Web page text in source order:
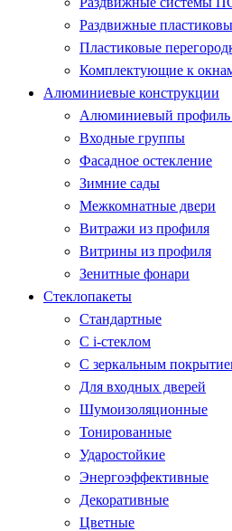
Раздвижные
Пластиковые
Комплектующие к
Алюминиевые конструкции
Алюминиевый профиль
Входные группы
Фасадное остекление
Зимние сады
Межкомнатные двери
Витражи из профиля
Витрины из профиля
Зенитные фонари
Стеклопакеты
Стандартные
С i-стеклом
С зеркальным
Для входных дверей
Шумоизоляционные
Тонированные
Ударостойкие
Энергоэффективные
Декоративные
Цветные